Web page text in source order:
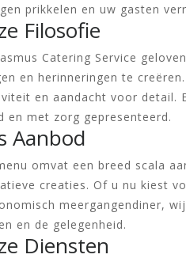
prikkelen en uw gasten
Filosofie
Catering Service
en herinneringen te
en aandacht voor detail.
en met zorg gepresenteerd.
Aanbod
omvat een breed scala
creaties. Of u nu kiest
meergangendiner,
en de gelegenheid.
Diensten